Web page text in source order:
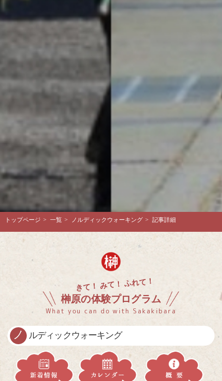
トップページ > 一覧 > ノルディックウォーキング > 記事詳細
きて！ みて！ ふれて！
榊原の体験プログラム
What you can do with Sakakibara
ノ ルディックウォーキング